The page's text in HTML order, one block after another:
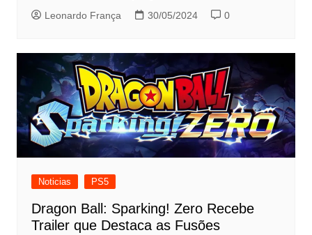
Leonardo França 30/05/2024 0
Noticias PS5
Dragon Ball: Sparking! Zero Recebe
Trailer que Destaca as Fusões